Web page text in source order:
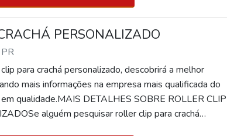
PERSONALIZADO
para crachá personalizado, descobrirá a melhor
mais informações na empresa mais qualificada do
qualidade.MAIS DETALHES SOBRE ROLLER CLIP
alguém pesquisar roller clip para crachá